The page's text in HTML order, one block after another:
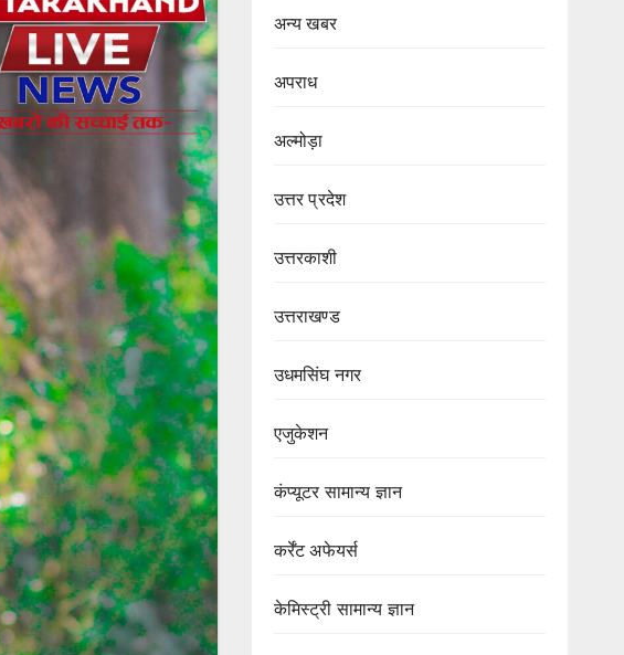
अन्य खबर
अपराध
अल्मोड़ा
उत्तर प्रदेश
उत्तरकाशी
उत्तराखण्ड
उधमसिंघ नगर
एजुकेशन
कंप्यूटर सामान्य ज्ञान
कर्रेंट अफेयर्स
केमिस्ट्री सामान्य ज्ञान